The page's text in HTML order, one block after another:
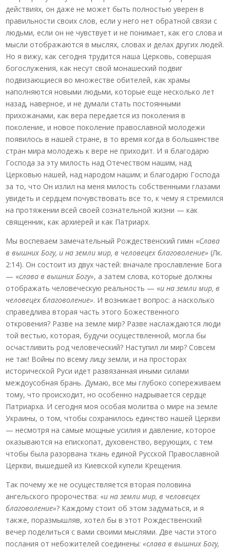
действиях, он даже не может быть полностью уверен в
правильности своих слов, если у него нет обратной связи с
людьми, если он не чувствует и не понимает, как его слова и
мысли отображаются в мыслях, словах и делах других людей.
Но я вижу, как сегодня трудится наша Церковь, совершая
богослужения, как несут свой монашеский подвиг
подвизающиеся во множестве обителей, как храмы
наполняются новыми людьми, которые еще несколько лет
назад, наверное, и не думали стать постоянными
прихожанами, как вера передается из поколения в
поколение, и новое поколение православной молодежи
появилось в нашей стране, в то время когда в большинстве
стран мира молодежь к вере не приходит. И я благодарю
Господа за эту милость над Отечеством нашим, над
Церковью нашей, над народом нашим; и благодарю Господа
за то, что Он излил на меня милость собственными глазами
увидеть и сердцем почувствовать все то, к чему я стремился
на протяжении всей своей сознательной жизни — как
священник, как архиерей и как Патриарх.
Мы воспеваем замечательный Рождественский гимн «Слава
в вышних Богу, и на земли мир, в человецех благоволение» (Лк.
2:14). Он состоит из двух частей: вначале прославление Бога
— «слава в вышних Богу», а затем слова, которые должны
отображать человеческую реальность — «и на земли мир, в
человецех благоволение». И возникает вопрос: а насколько
справедлива вторая часть этого Божественного
откровения? Разве на земле мир? Разве наслаждаются люди
той вестью, которая, будучи осуществленной, могла бы
осчастливить род человеческий? Наступил ли мир? Совсем
не так! Войны по всему лицу земли, и на просторах
исторической Руси идет развязанная иными силами
междоусобная брань. Думаю, все мы глубоко сопереживаем
тому, что происходит, но особенно надрывается сердце
Патриарха. И сегодня моя особая молитва о мире на земле
Украины, о том, чтобы сохранилось единство нашей Церкви
— несмотря на самые мощные усилия и давление, которое
оказываются на епископат, духовенство, верующих, с тем
чтобы была разорвана ткань единой Русской Православной
Церкви, вышедшей из Киевской купели Крещения.
Так почему же не осуществляется вторая половина
ангельского пророчества: «и на земли мир, в человецех
благоволение»? Каждому стоит об этом задуматься, и я
также, поразмышляв, хотел бы в этот Рождественский
вечер поделиться с вами своими мыслями. Две части этого
послания от небожителей соединены:«слава в вышних Богу,